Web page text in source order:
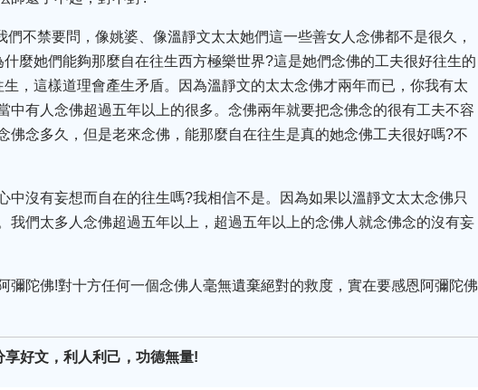
不禁要問，像姚婆、像溫靜文太太她們這一些善女人念佛都不是很久，
麼她們能夠那麼自在往生西方極樂世界?這是她們念佛的工夫很好往生的
，這樣道理會產生矛盾。因為溫靜文的太太念佛才兩年而已，你我有太
中有人念佛超過五年以上的很多。念佛兩年就要把念佛念的很有工夫不容
佛念多久，但是老來念佛，能那麼自在往生是真的她念佛工夫很好嗎?不
中沒有妄想而自在的往生嗎?我相信不是。因為如果以溫靜文太太念佛只
我們太多人念佛超過五年以上，超過五年以上的念佛人就念佛念的沒有妄
彌陀佛!對十方任何一個念佛人毫無遺棄絕對的救度，實在要感恩阿彌陀佛
享好文，利人利己，功德無量!